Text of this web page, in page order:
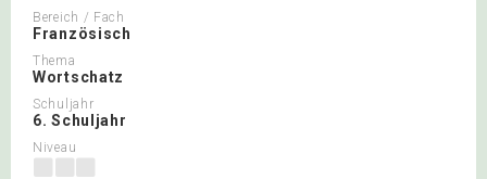
Bereich / Fach
Französisch
Thema
Wortschatz
Schuljahr
6. Schuljahr
Niveau